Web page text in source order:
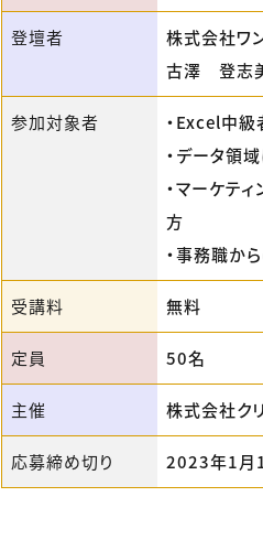
登壇者
株式会社ワ
古澤 登志美
参加対象者
・Excel中級
・データ領
・マーケテ
方
・事務職か
受講料 無料
定員 50名
主催 株式会社ク
応募締め切り 2023年1月